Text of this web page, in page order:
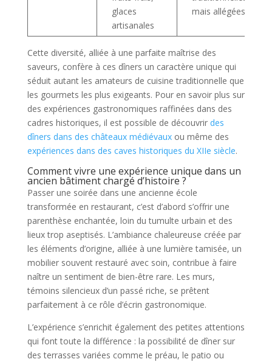
glaces
artisanales
mais allégées
Cette diversité, alliée à une parfaite maîtrise des
saveurs, confère à ces dîners un caractère unique qui
séduit autant les amateurs de cuisine traditionnelle que
les gourmets les plus exigeants. Pour en savoir plus sur
des expériences gastronomiques raffinées dans des
cadres historiques, il est possible de découvrir des
dîners dans des châteaux médiévauxou même des
expériences dans des caves historiques du XIIe siècle.
Comment vivre une expérience unique dans un
ancien bâtiment chargé d’histoire ?
Passer une soirée dans une ancienne école
transformée en restaurant, c’est d’abord s’offrir une
parenthèse enchantée, loin du tumulte urbain et des
lieux trop aseptisés. L’ambiance chaleureuse créée par
les éléments d’origine, alliée à une lumière tamisée, un
mobilier souvent restauré avec soin, contribue à faire
naître un sentiment de bien-être rare. Les murs,
témoins silencieux d’un passé riche, se prêtent
parfaitement à ce rôle d’écrin gastronomique.
L’expérience s’enrichit également des petites attentions
qui font toute la différence : la possibilité de dîner sur
des terrasses variées comme le préau, le patio ou